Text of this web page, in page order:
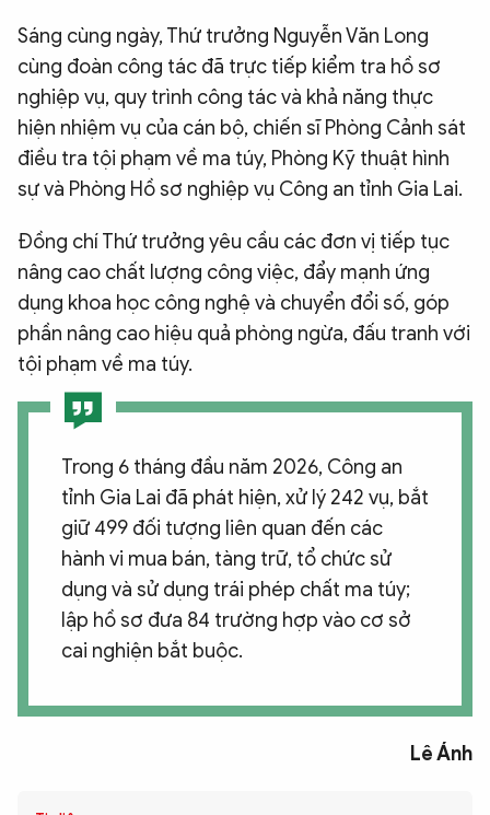
Sáng cùng ngày, Thứ trưởng Nguyễn Văn Long
cùng đoàn công tác đã trực tiếp kiểm tra hồ sơ
nghiệp vụ, quy trình công tác và khả năng thực
hiện nhiệm vụ của cán bộ, chiến sĩ Phòng Cảnh sát
điều tra tội phạm về ma túy, Phòng Kỹ thuật hình
sự và Phòng Hồ sơ nghiệp vụ Công an tỉnh Gia Lai.
Đồng chí Thứ trưởng yêu cầu các đơn vị tiếp tục
nâng cao chất lượng công việc, đẩy mạnh ứng
dụng khoa học công nghệ và chuyển đổi số, góp
phần nâng cao hiệu quả phòng ngừa, đấu tranh với
tội phạm về ma túy.
Trong 6 tháng đầu năm 2026, Công an
tỉnh Gia Lai đã phát hiện, xử lý 242 vụ, bắt
giữ 499 đối tượng liên quan đến các
hành vi mua bán, tàng trữ, tổ chức sử
dụng và sử dụng trái phép chất ma túy;
lập hồ sơ đưa 84 trường hợp vào cơ sở
cai nghiện bắt buộc.
Lê Ánh